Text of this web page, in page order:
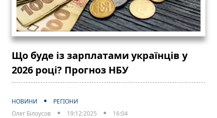
Що буде із зарплатами українців у
2026 році? Прогноз НБУ
НОВИНИ
РЕГІОНИ
Олег Білоусов
19:12:2025 16:04